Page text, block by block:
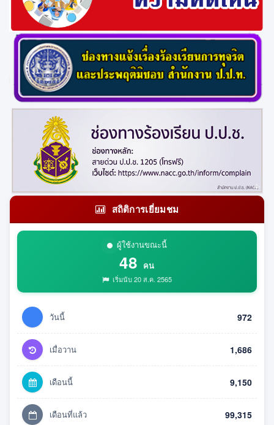
สถิติการเยี่ยมชม
ผู้ใช้งานขณะนี้
48 คน
เริ่มนับ 20 ส.ค. 2565
วันนี้ 972
เมื่อวาน 1,686
เดือนนี้ 9,150
เดือนที่แล้ว 99,315